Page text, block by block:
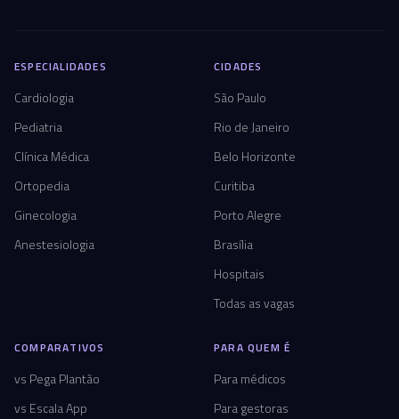
ESPECIALIDADES
Cardiologia
Pediatria
Clínica Médica
Ortopedia
Ginecologia
Anestesiologia
CIDADES
São Paulo
Rio de Janeiro
Belo Horizonte
Curitiba
Porto Alegre
Brasília
Hospitais
Todas as vagas
COMPARATIVOS
vs Pega Plantão
vs Escala App
PARA QUEM É
Para médicos
Para gestoras